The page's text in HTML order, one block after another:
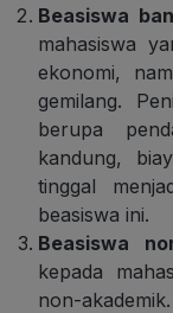
Beasiswa
mahasiswa
ekonomi,
gemilang.
berupa
kandung,
tinggal
beasiswa ini.
Beasiswa
kepada
non-